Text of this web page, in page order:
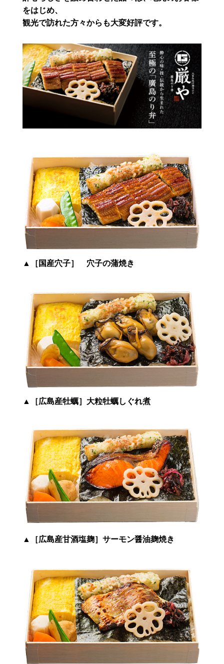
をはじめ、
観光で訪れた方々からも大変好評です。
▲［国産穴子］ 穴子の蒲焼き
▲ ［広島産牡蠣］大粒牡蠣しぐれ煮
▲ ［広島産甘酒塩麹］サーモン醤油麹焼き